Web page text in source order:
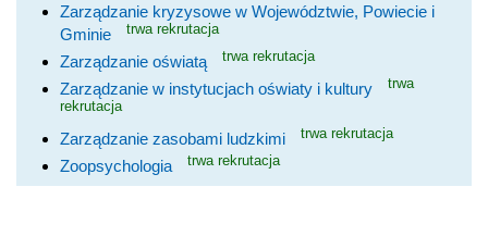
Zarządzanie kryzysowe w Województwie, Powiecie i
Gminie
trwa rekrutacja
Zarządzanie oświatą trwa rekrutacja
Zarządzanie w instytucjach oświaty i kultury
trwa
rekrutacja
Zarządzanie zasobami ludzkimi trwa rekrutacja
Zoopsychologia trwa rekrutacja